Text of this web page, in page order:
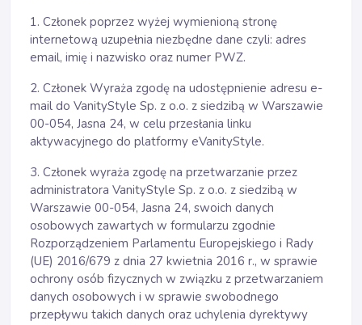
1. Członek poprzez wyżej wymienioną stronę
internetową uzupełnia niezbędne dane czyli: adres
email, imię i nazwisko oraz numer PWZ.
2. Członek Wyraża zgodę na udostępnienie adresu e-
mail do VanityStyle Sp. z o.o. z siedzibą w Warszawie
00-054, Jasna 24, w celu przesłania linku
aktywacyjnego do platformy eVanityStyle.
3. Członek wyraża zgodę na przetwarzanie przez
administratora VanityStyle Sp. z o.o. z siedzibą w
Warszawie 00-054, Jasna 24, swoich danych
osobowych zawartych w formularzu zgodnie
Rozporządzeniem Parlamentu Europejskiego i Rady
(UE) 2016/679 z dnia 27 kwietnia 2016 r., w sprawie
ochrony osób fizycznych w związku z przetwarzaniem
danych osobowych i w sprawie swobodnego
przepływu takich danych oraz uchylenia dyrektywy